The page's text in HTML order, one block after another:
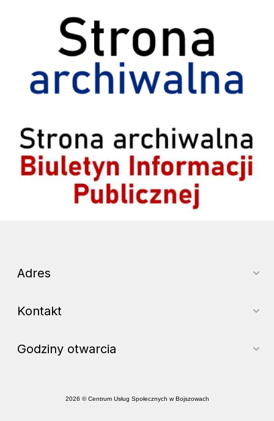
Adres
Kontakt
Godziny otwarcia
2026 © Centrum Usług Społecznych w Bojszowach